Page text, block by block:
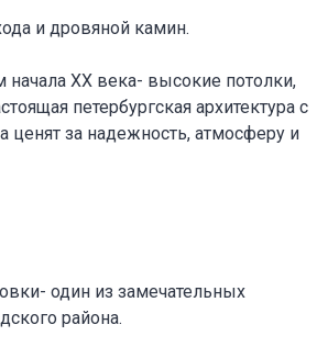
и дровяной камин.
начала XX века- высокие потолки,
петербургская архитектура с
ценят за надежность, атмосферу и
один из замечательных
района.